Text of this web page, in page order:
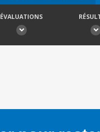
ÉVALUATIONS